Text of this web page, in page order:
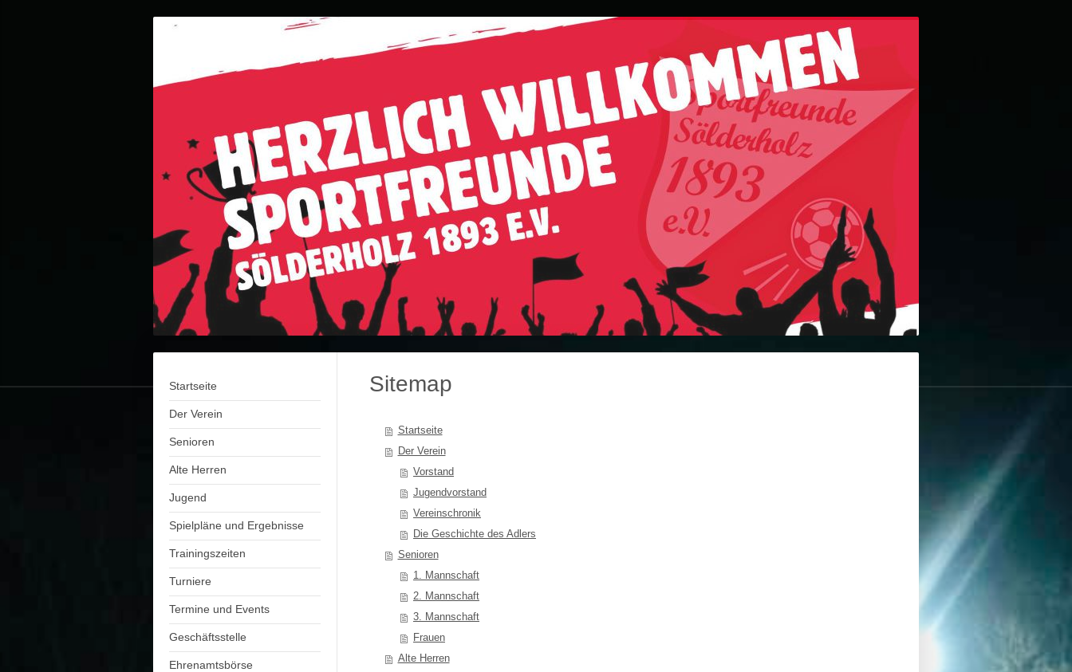
Startseite
Der Verein
Senioren
Alte Herren
Jugend
Spielpläne und Ergebnisse
Trainingszeiten
Turniere
Termine und Events
Geschäftsstelle
Ehrenamtsbörse
Sitemap
Startseite
Der Verein
Vorstand
Jugendvorstand
Vereinschronik
Die Geschichte des Adlers
Senioren
1. Mannschaft
2. Mannschaft
3. Mannschaft
Frauen
Alte Herren